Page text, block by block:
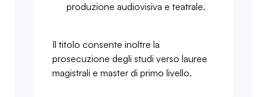
produzione audiovisiva e teatrale.
Il titolo consente inoltre la
prosecuzione degli studi verso lauree
magistrali e master di primo livello.